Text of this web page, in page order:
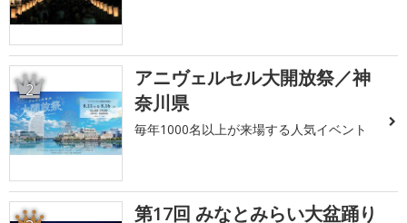
2
アニヴェルセル大開放祭／神
奈川県
毎年1000名以上が来場する人気イベント
第17回 みなとみらい大盆踊り